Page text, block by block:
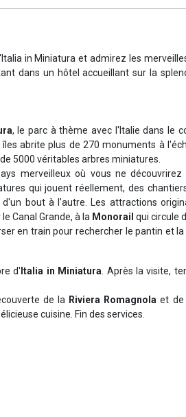
in Miniatura et admirez les
dans un hôtel accueillant sur la
, le parc à thème avec l'Italie dans le
abrite plus de 270 monuments à
5000 véritables arbres miniatures.
merveilleux où vous ne découvrirez
qui jouent réellement, des
bout à l'autre. Les attractions
Canal Grande, à la Monorail qui circule
en train pour rechercher le pantin et la
d' Italia in Miniatura. Après la visite,
de la Riviera Romagnola et de
cuisine. Fin des services.